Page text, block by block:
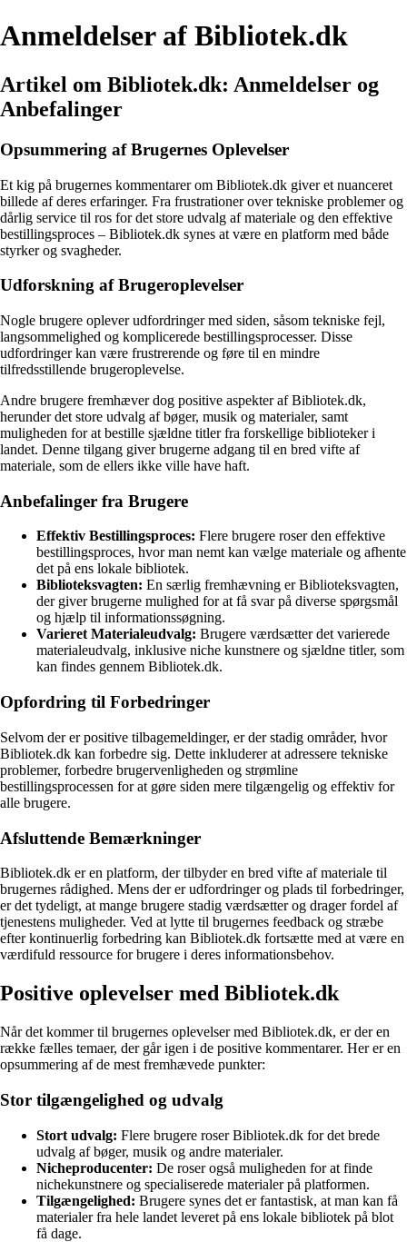
Anmeldelser af Bibliotek.dk
Artikel om Bibliotek.dk: Anmeldelser og
Anbefalinger
Opsummering af Brugernes Oplevelser
Et kig på brugernes kommentarer om Bibliotek.dk giver et nuanceret
billede af deres erfaringer. Fra frustrationer over tekniske problemer og
dårlig service til ros for det store udvalg af materiale og den effektive
bestillingsproces – Bibliotek.dk synes at være en platform med både
styrker og svagheder.
Udforskning af Brugeroplevelser
Nogle brugere oplever udfordringer med siden, såsom tekniske fejl,
langsommelighed og komplicerede bestillingsprocesser. Disse
udfordringer kan være frustrerende og føre til en mindre
tilfredsstillende brugeroplevelse.
Andre brugere fremhæver dog positive aspekter af Bibliotek.dk,
herunder det store udvalg af bøger, musik og materialer, samt
muligheden for at bestille sjældne titler fra forskellige biblioteker i
landet. Denne tilgang giver brugerne adgang til en bred vifte af
materiale, som de ellers ikke ville have haft.
Anbefalinger fra Brugere
Effektiv Bestillingsproces: Flere brugere roser den effektive
bestillingsproces, hvor man nemt kan vælge materiale og afhente
det på ens lokale bibliotek.
Biblioteksvagten: En særlig fremhævning er Biblioteksvagten,
der giver brugerne mulighed for at få svar på diverse spørgsmål
og hjælp til informationssøgning.
Varieret Materialeudvalg: Brugere værdsætter det varierede
materialeudvalg, inklusive niche kunstnere og sjældne titler, som
kan findes gennem Bibliotek.dk.
Opfordring til Forbedringer
Selvom der er positive tilbagemeldinger, er der stadig områder, hvor
Bibliotek.dk kan forbedre sig. Dette inkluderer at adressere tekniske
problemer, forbedre brugervenligheden og strømline
bestillingsprocessen for at gøre siden mere tilgængelig og effektiv for
alle brugere.
Afsluttende Bemærkninger
Bibliotek.dk er en platform, der tilbyder en bred vifte af materiale til
brugernes rådighed. Mens der er udfordringer og plads til forbedringer,
er det tydeligt, at mange brugere stadig værdsætter og drager fordel af
tjenestens muligheder. Ved at lytte til brugernes feedback og stræbe
efter kontinuerlig forbedring kan Bibliotek.dk fortsætte med at være en
værdifuld ressource for brugere i deres informationsbehov.
Positive oplevelser med Bibliotek.dk
Når det kommer til brugernes oplevelser med Bibliotek.dk, er der en
række fælles temaer, der går igen i de positive kommentarer. Her er en
opsummering af de mest fremhævede punkter:
Stor tilgængelighed og udvalg
Stort udvalg: Flere brugere roser Bibliotek.dk for det brede
udvalg af bøger, musik og andre materialer.
Nicheproducenter: De roser også muligheden for at finde
nichekunstnere og specialiserede materialer på platformen.
Tilgængelighed: Brugere synes det er fantastisk, at man kan få
materialer fra hele landet leveret på ens lokale bibliotek på blot
få dage.